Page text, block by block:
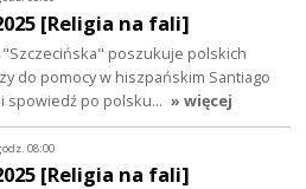
[Religia na fali]
"Szczecińska" poszukuje polskich
do pomocy w hiszpańskim Santiago
spowiedź po polsku… » więcej
08:00
[Religia na fali]